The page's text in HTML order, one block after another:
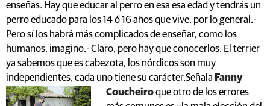
enseñas. Hay que educar al perro en esa esa edad y tendrás un
perro educado para los 14 ó 16 años que vive, por lo general.-
Pero sí los habrá más complicados de enseñar, como los
humanos, imagino.- Claro, pero hay que conocerlos. El terrier
ya sabemos que es cabezota, los nórdicos son muy
independientes, cada uno tiene su carácter.Señala Fanny
Coucheiroque otro de los errores